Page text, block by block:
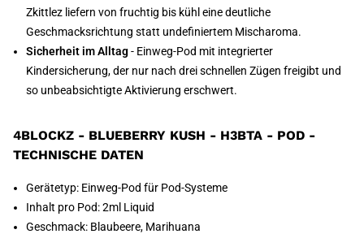
Zkittlez liefern von fruchtig bis kühl eine deutliche
Geschmacksrichtung statt undefiniertem Mischaroma.
Sicherheit im Alltag- Einweg-Pod mit integrierter
Kindersicherung, der nur nach drei schnellen Zügen freigibt und
so unbeabsichtigte Aktivierung erschwert.
4BLOCKZ - BLUEBERRY KUSH - H3BTA - POD -
TECHNISCHE DATEN
Gerätetyp: Einweg-Pod für Pod-Systeme
Inhalt pro Pod: 2ml Liquid
Geschmack: Blaubeere, Marihuana